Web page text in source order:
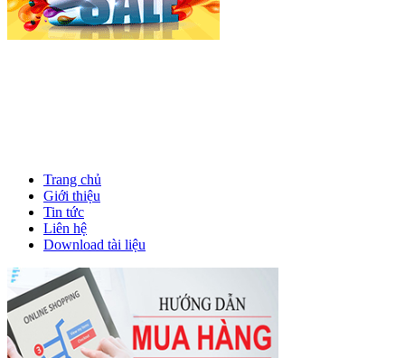
Trang chủ
Giới thiệu
Tin tức
Liên hệ
Download tài liệu